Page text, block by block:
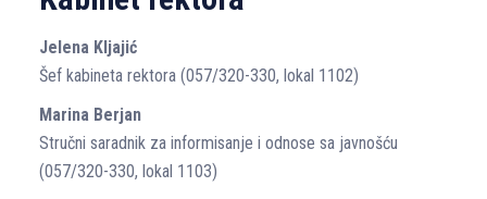
Jelena Kljajić
Šef kabineta rektora (057/320-330, lokal 1102)
Marina Berjan
Stručni saradnik za informisanje i odnose sa javnošću
(057/320-330, lokal 1103)